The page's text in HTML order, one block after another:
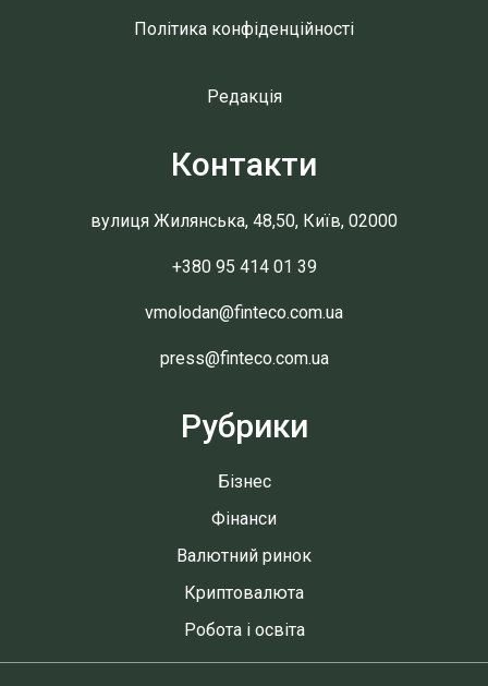
Політика конфіденційності
Редакція
Контакти
вулиця Жилянська, 48,50, Київ, 02000
+380 95 414 01 39
vmolodan@finteco.com.ua
press@finteco.com.ua
Рубрики
Бізнес
Фінанси
Валютний ринок
Криптовалюта
Робота і освіта